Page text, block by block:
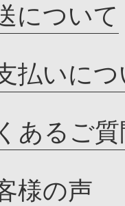
について
払いにつ
あるご質
様の声